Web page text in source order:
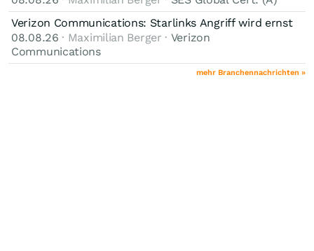
💡
Verizon Communications: Starlinks Angriff wird ernst
08.08.26 · Maximilian Berger · Verizon
Communications
mehr Branchennachrichten »